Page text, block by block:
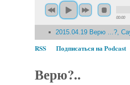
00:00
2015.04.19 Верю ...?,
RSS Подписаться на Podcast
Верю?..